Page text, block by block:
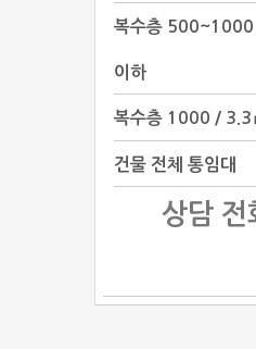
복수층
이하
복수층 1000 / 3.3
건물 전체 통임대
상담 전